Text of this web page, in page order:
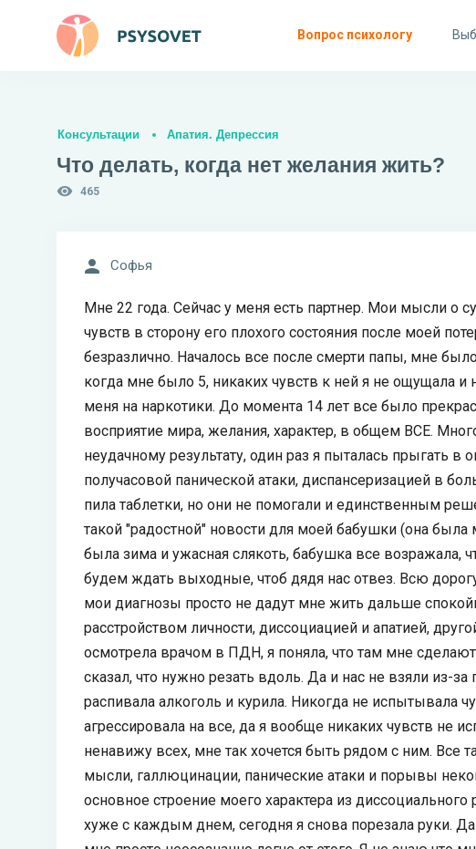
Вопрос психологу
Консультации Апатия. Депрессия
Что делать, когда нет желания жить?
465
Софья
Мне 22 года. Сейчас у меня есть партнер. Мои мысли о
чувств в сторону его плохого состояния после моей
безразлично. Началось все после смерти папы, мне
когда мне было 5, никаких чувств к ней я не ощущала
меня на наркотики. До момента 14 лет все было
восприятие мира, желания, характер, в общем ВСЕ.
неудачному результату, один раз я пыталась прыгать в
получасовой панической атаки, диспансеризацией в
пила таблетки, но они не помогали и единственным
такой "радостной" новости для моей бабушки (она
была зима и ужасная слякоть, бабушка все возражала,
будем ждать выходные, чтоб дядя нас отвез. Всю
мои диагнозы просто не дадут мне жить дальше
расстройством личности, диссоциацией и апатией,
осмотрела врачом в ПДН, я поняла, что там мне
сказал, что нужно резать вдоль. Да и нас не взяли из-
распивала алкоголь и курила. Никогда не испытывала
агрессировала на все, да я вообще никаких чувств не
ненавижу всех, мне так хочется быть рядом с ним. Все
мысли, галлюцинации, панические атаки и порывы
основное строение моего характера из
хуже с каждым днем, сегодня я снова порезала руки.